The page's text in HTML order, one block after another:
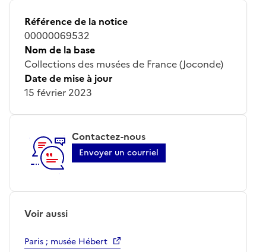
Référence de la notice
00000069532
Nom de la base
Collections des musées de France (Joconde)
Date de mise à jour
15 février 2023
Contactez-nous
Envoyer un courriel
Voir aussi
Paris ; musée Hébert